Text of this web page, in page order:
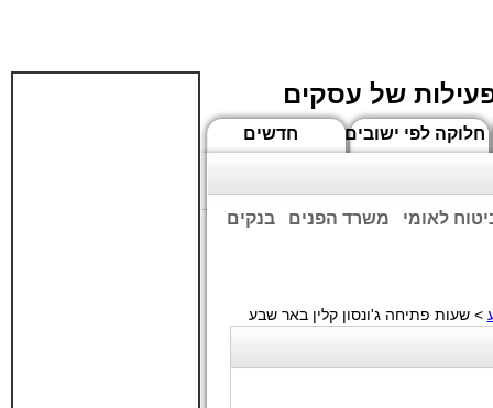
של עסקים
חדשים חלוקה לפי ישובים
בנקים משרד הפנים לאומי
> שעות פתיחה ג'ונסון קלין באר שבע